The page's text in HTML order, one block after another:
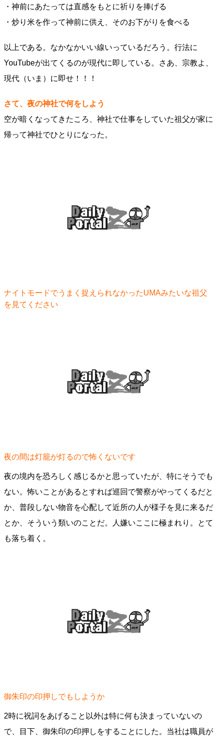
・神前にあたっては直感をもとに祈りを捧げる
・炒り米を作って神前に供え、そのお下がりを食べる
以上である。なかなかいい線いっているだろう。行法に
YouTubeが出てくるのが現代に即している。さあ、宗教よ、
現代（いま）に即せ！！！
さて、夜の神社で何をしよう
空が暗くなってきたころ、神社で仕事をしていた祖父が家に
帰って神社でひとりになった。
ナイトモードでうまく捉えられなかったUMAみたいな祖父
を見てください
夜の間は灯籠が灯るので怖くないです
夜の境内を恐ろしく感じるかと思っていたが、特にそうでも
ない。怖いことがあるとすれば巡回で警察がやってくるだと
か、普段しない物音を心配して近所の人が様子を見に来るだ
とか、そういう類いのことだ。人嫌いここに極まれり。とて
も落ち着く。
御朱印の印押しでもしようか
2時に祝詞をあげること以外は特に何も決まっていないの
で、目下、御朱印の印押しをすることにした。当社は職員が